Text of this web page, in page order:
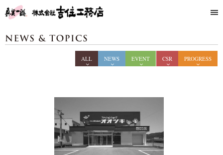
PROGRESS
CSR
EVENT
NEWS
ALL